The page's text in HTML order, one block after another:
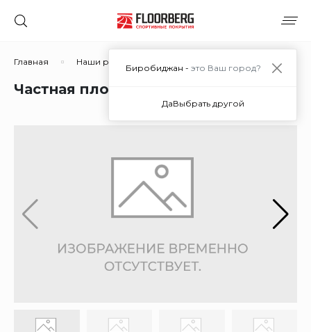
Главная Наши работы
Частная площадка
Биробиджан - это Ваш город?
ДаВыбрать другой